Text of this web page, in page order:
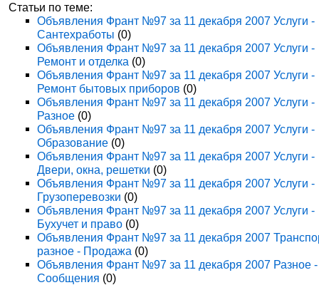
Статьи по теме:
Объявления Франт №97 за 11 декабря 2007 Услуги -
Сантехработы (0)
Объявления Франт №97 за 11 декабря 2007 Услуги -
Ремонт и отделка (0)
Объявления Франт №97 за 11 декабря 2007 Услуги -
Ремонт бытовых приборов (0)
Объявления Франт №97 за 11 декабря 2007 Услуги -
Разное (0)
Объявления Франт №97 за 11 декабря 2007 Услуги -
Образование (0)
Объявления Франт №97 за 11 декабря 2007 Услуги -
Двери, окна, решетки (0)
Объявления Франт №97 за 11 декабря 2007 Услуги -
Грузоперевозки (0)
Объявления Франт №97 за 11 декабря 2007 Услуги -
Бухучет и право (0)
Объявления Франт №97 за 11 декабря 2007
разное - Продажа (0)
Объявления Франт №97 за 11 декабря 2007 Разное -
Сообщения (0)